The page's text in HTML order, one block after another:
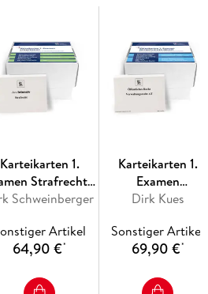
Karteikarten 1.
Strafrecht -
Recht
Schweinberger
Artikel
64,90 €*
Karteikarten 1.
Examen
Öffentliches
Dirk Kues
Sonstiger Artikel
69,90 €*